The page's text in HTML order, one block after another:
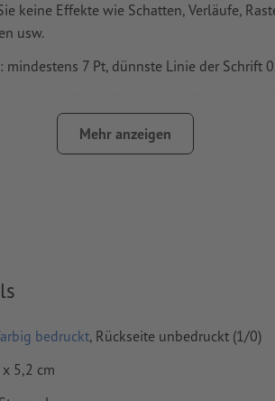
keine Effekte wie Schatten, Verläufe,
usw.
mindestens 7 Pt, dünnste Linie der Schrift
einen optimalen Abdruck
zum Endformat: mindestens 1 mm
Mehr anzeigen
bedruckt, Rückseite unbedruckt (1/0)
5,2 cm